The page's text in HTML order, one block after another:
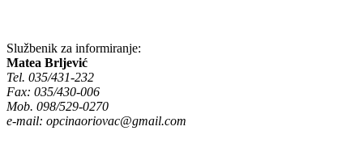
Službenik za informiranje:
Matea Brljević
Tel. 035/431-232
Fax: 035/430-006
Mob. 098/529-0270
e-mail: opcinaoriovac@gmail.com